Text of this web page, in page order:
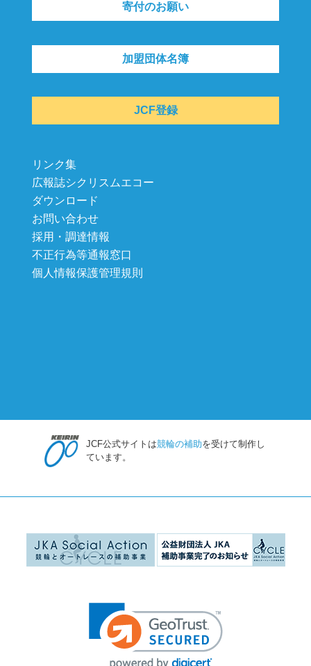
寄付のお願い
加盟団体名簿
JCF登録
リンク集
広報誌シクリスムエコー
ダウンロード
お問い合わせ
採用・調達情報
不正行為等通報窓口
個人情報保護管理規則
JCF公式サイトは競輪の補助を受けて制作し
ています。